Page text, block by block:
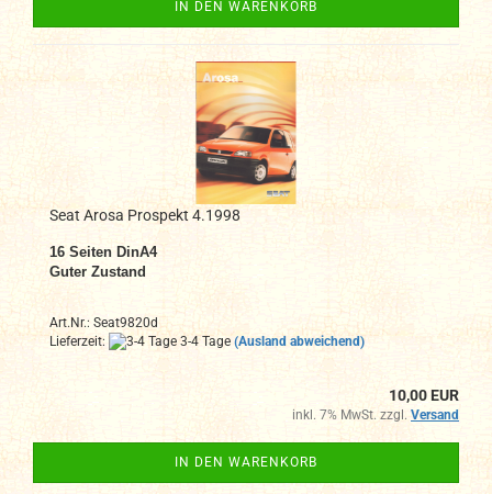
IN DEN WARENKORB
Seat Arosa Prospekt 4.1998
16 Seiten DinA4
Guter Zustand
Art.Nr.: Seat9820d
Lieferzeit:
3-4 Tage (Ausland abweichend)
10,00 EUR
inkl. 7% MwSt. zzgl. Versand
IN DEN WARENKORB